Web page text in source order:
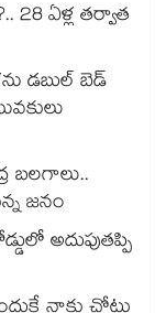
ఏళ్ల తర్వాత
డబుల్ బెడ్
బలగాలు..
జనం
అదుపుతప్పి